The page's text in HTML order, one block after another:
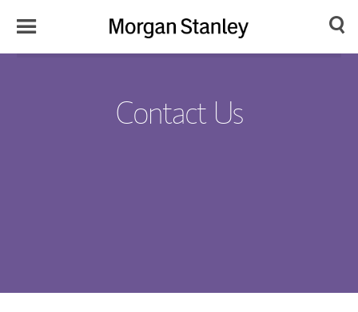
Morgan Search
Contact Us